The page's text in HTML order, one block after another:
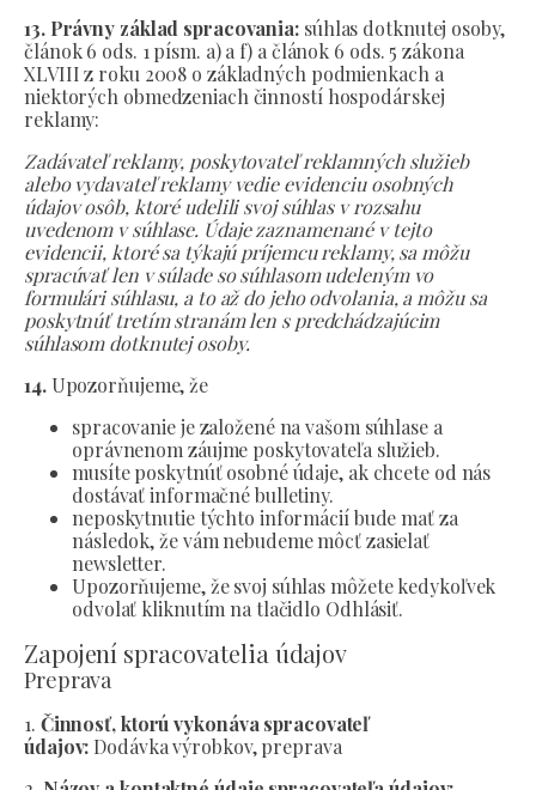
13. Právny základ spracovania: súhlas dotknutej osoby,
článok 6 ods. 1 písm. a) a f) a článok 6 ods. 5 zákona
XLVIII z roku 2008 o základných podmienkach a
niektorých obmedzeniach činností hospodárskej
reklamy:
Zadávateľ reklamy, poskytovateľ reklamných služieb
alebo vydavateľ reklamy vedie evidenciu osobných
údajov osôb, ktoré udelili svoj súhlas v rozsahu
uvedenom v súhlase. Údaje zaznamenané v tejto
evidencii, ktoré sa týkajú príjemcu reklamy, sa môžu
spracúvať len v súlade so súhlasom udeleným vo
formulári súhlasu, a to až do jeho odvolania, a môžu sa
poskytnúť tretím stranám len s predchádzajúcim
súhlasom dotknutej osoby.
14.Upozorňujeme, že
spracovanie je založené na vašom súhlase a
oprávnenom záujme poskytovateľa služieb.
musíte poskytnúť osobné údaje, ak chcete od nás
dostávať informačné bulletiny.
neposkytnutie týchto informácií bude mať za
následok, že vám nebudeme môcť zasielať
newsletter.
Upozorňujeme, že svoj súhlas môžete kedykoľvek
odvolať kliknutím na tlačidlo Odhlásiť.
Zapojení spracovatelia údajov
Preprava
1. Činnosť, ktorú vykonáva spracovateľ
údajov: Dodávka výrobkov, preprava